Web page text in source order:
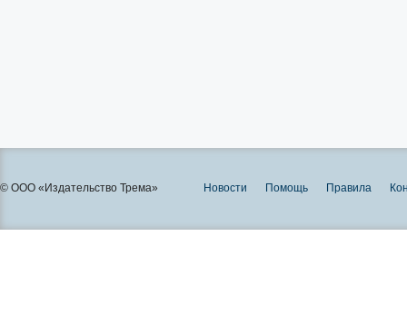
© ООО «Издательство Трема» Новости Помощь Правила